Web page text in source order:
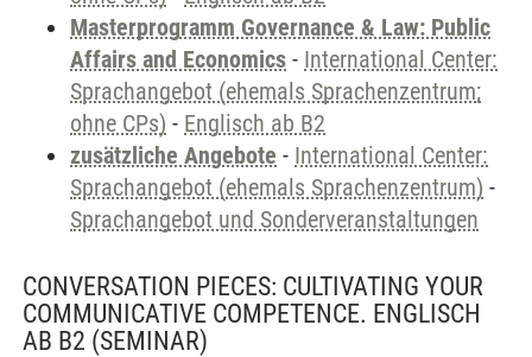
Masterprogramm Governance & Law: Public
Affairs and Economics - International Center:
Sprachangebot (ehemals Sprachenzentrum;
ohne CPs) - Englisch ab B2
zusätzliche Angebote - International Center:
Sprachangebot (ehemals Sprachenzentrum) -
Sprachangebot und Sonderveranstaltungen
CONVERSATION PIECES: CULTIVATING YOUR
COMMUNICATIVE COMPETENCE. ENGLISCH
AB B2 (SEMINAR)